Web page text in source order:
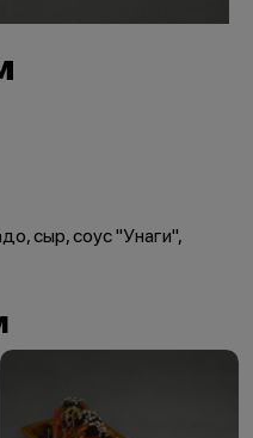
сыр, соус "Унаги",